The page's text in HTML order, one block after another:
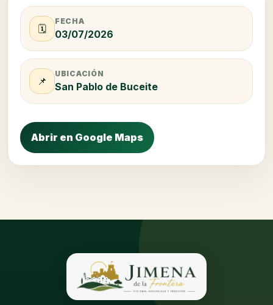
🗓️
FECHA
03/07/2026
📌
UBICACIÓN
San Pablo de Buceite
Abrir en Google Maps